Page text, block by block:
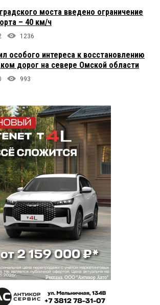
моста введено ограничение
– 40 км/ч
1236
особого интереса к восстановлению
дорог на севере Омской области
993